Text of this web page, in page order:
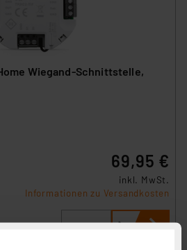
Wiegand-Schnittstelle,
69,95 €
inkl. MwSt.
Informationen zu Versandkosten